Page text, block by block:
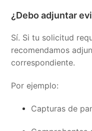
¿Debo adjuntar
Sí. Si tu solicitud
recomendamos
correspondiente.
Por ejemplo:
Capturas de